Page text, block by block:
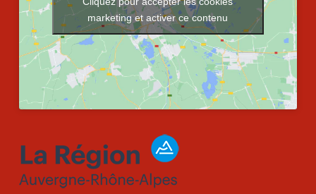
marketing et activer ce contenu